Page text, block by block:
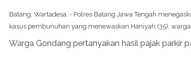
Batang, Wartadesa. - Polres Batang Jawa Tengah
kasus pembunuhan yang menewaskan Haniyah (35),
Warga Gondang pertanyakan hasil pajak parkir